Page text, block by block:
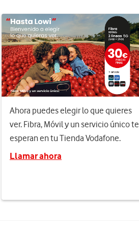
Ahora puedes elegir lo que quieres
ver. Fibra, Móvil y un servicio único te
esperan en tu Tienda Vodafone.
Llamar ahora